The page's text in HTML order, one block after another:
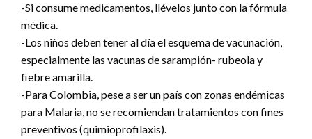
-Si consume medicamentos, llévelos junto con la fórmula
médica.
-Los niños deben tener al día el esquema de vacunación,
especialmente las vacunas de sarampión- rubeola y
fiebre amarilla.
-Para Colombia, pese a ser un país con zonas endémicas
para Malaria, no se recomiendan tratamientos con fines
preventivos (quimioprofilaxis).